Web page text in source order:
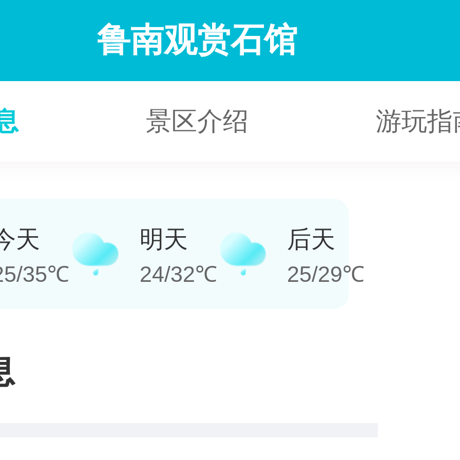
鲁南观赏石馆
景区介绍 游玩指
天
35℃
明天
24/32℃
后天
25/29℃